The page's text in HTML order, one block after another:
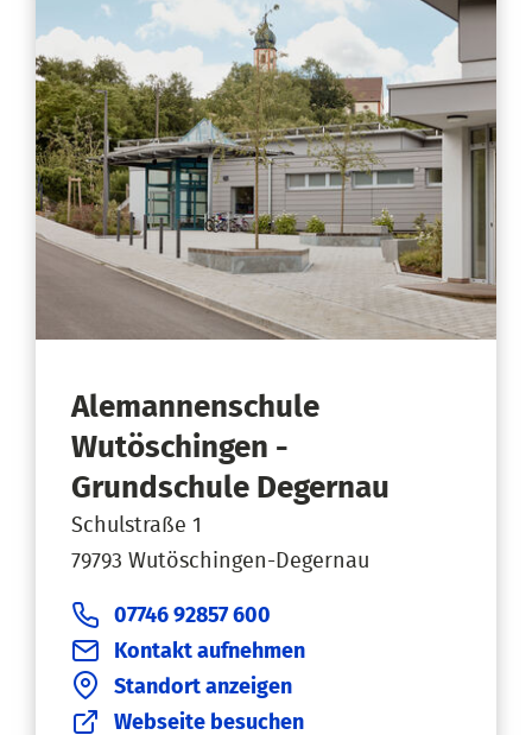
Alemannenschule
Wutöschingen -
Grundschule Degernau
Schulstraße 1
79793 Wutöschingen-Degernau
07746 92857 600
Kontakt aufnehmen
Standort anzeigen
Webseite besuchen